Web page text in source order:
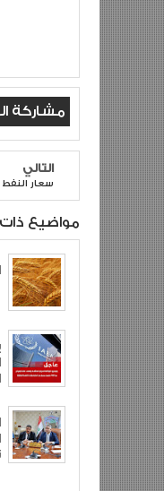
مشاركة
التالي
سعار
مواضيع